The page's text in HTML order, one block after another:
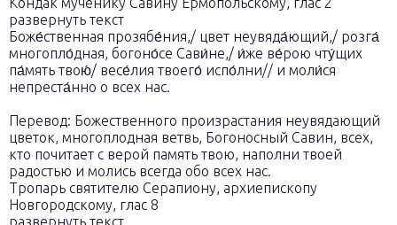
развернуть текст
Боже́ственная прозябе́ния,/ цвет неувяда́ющий,/ розга́
многопло́дная, богоно́се Сави́не,/ и́же ве́рою чту́щих
па́мять твою́/ весе́лия твоего́ испо́лни// и моли́ся
непреста́нно о всех нас.
Перевод: Божественного произрастания неувядающий
цветок, многоплодная ветвь, Богоносный Савин, всех,
кто почитает с верой память твою, наполни твоей
радостью и молись всегда обо всех нас.
Тропарь святителю Серапиону, архиепископу
Новгородскому, глас 8
развернуть текст